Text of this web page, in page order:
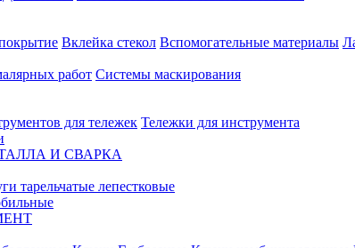
Вклейка стекол Вспомогательные материалы
работ Системы маскирования
для тележек Тележки для инструмента
И СВАРКА
тарельчатые лепестковые